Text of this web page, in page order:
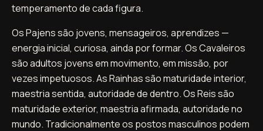
temperamento de cada figura.
Os Pajens são jovens, mensageiros, aprendizes —
energia inicial, curiosa, ainda por formar. Os Cavaleiros
são adultos jovens em movimento, em missão, por
vezes impetuosos. As Rainhas são maturidade interior,
maestria sentida, autoridade de dentro. Os Reis são
maturidade exterior, maestria afirmada, autoridade no
mundo. Tradicionalmente os postos masculinos podem